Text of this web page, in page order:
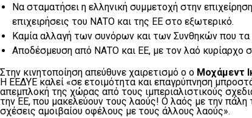
Να σταματήσει η ελληνική συμμετοχή στην
επιχειρήσεις του ΝΑΤΟ και της ΕΕ στο εξωτερικό.
Καμία αλλαγή των συνόρων και των Συνθηκών που τα
Αποδέσμευση από ΝΑΤΟ και ΕΕ, με τον λαό κυρίαρχο
Στην κινητοποίηση απεύθυνε χαιρετισμό ο ο Μοχάμεντ
Η ΕΕΔΥΕ καλεί «σε ετοιμότητα και επαγρύπνηση
απεμπλοκή της χώρας από τους ιμπεριαλιστικούς
την ΕΕ, που μακελεύουν τους λαούς! Ο λαός με την πάλη
σχέσεις αμοιβαίου οφέλους με τους άλλους λαούς».